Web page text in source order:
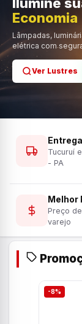
Economia
Lâmpadas,
elétrica com
Ver Lustres
Trabalho
Ver
Ver Tintas
Tucuruí
- PA
Melhor
Preço
varejo
-8%